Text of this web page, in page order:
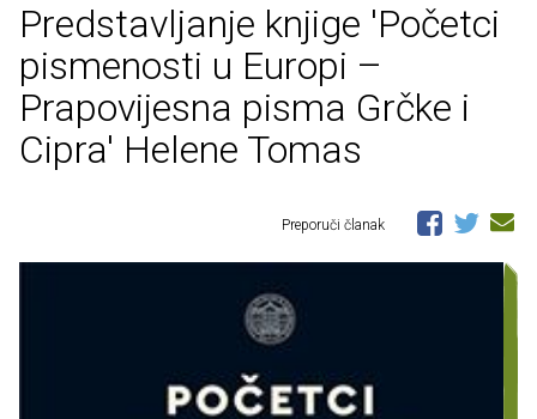
Predstavljanje knjige 'Početci
pismenosti u Europi –
Prapovijesna pisma Grčke i
Cipra' Helene Tomas
Preporuči članak